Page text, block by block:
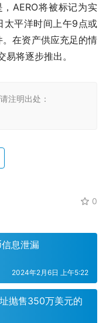
AERO将被标记为实
平洋时间上午9点或
在资产供应充足的情
将逐步推出。
注明出处：
0
息泄漏
2024年2月6日 上午5:22
抛售350万美元的